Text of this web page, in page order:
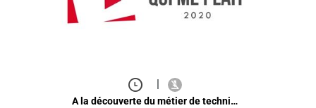
A la découverte du métier de techni…